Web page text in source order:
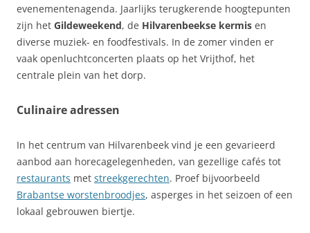
evenementenagenda. Jaarlijks terugkerende hoogtepunten
zijn het Gildeweekend, de Hilvarenbeekse kermis en
diverse muziek- en foodfestivals. In de zomer vinden er
vaak openluchtconcerten plaats op het Vrijthof, het
centrale plein van het dorp.
Culinaire adressen
In het centrum van Hilvarenbeek vind je een gevarieerd
aanbod aan horecagelegenheden, van gezellige cafés tot
restaurants met streekgerechten. Proef bijvoorbeeld
Brabantse worstenbroodjes, asperges in het seizoen of een
lokaal gebrouwen biertje.